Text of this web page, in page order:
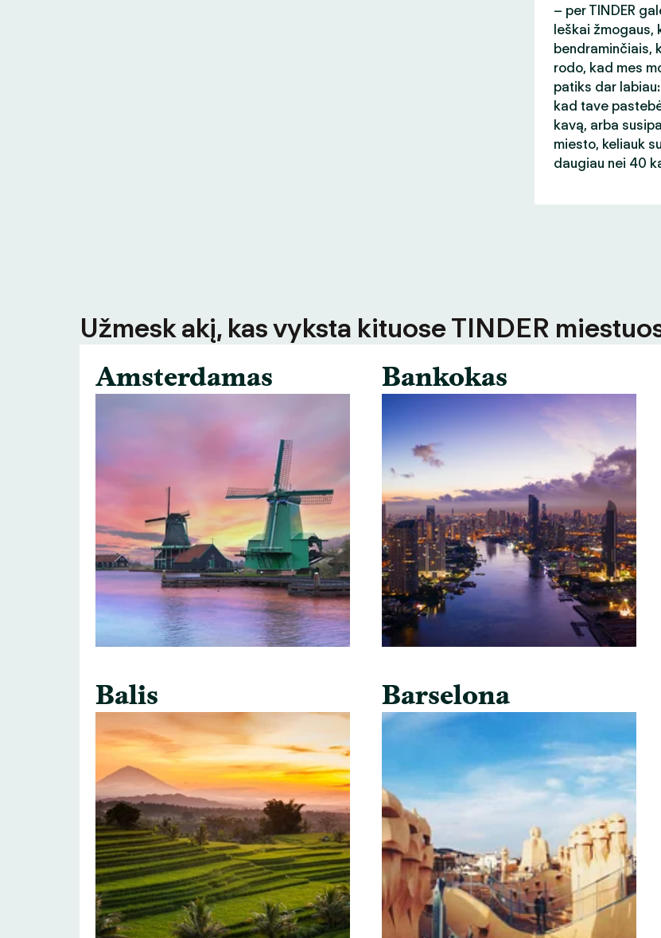
– per TINDER
Ieškai
bendraminčiais,
rodo, kad mes
patiks dar
kad tave
kavą, arba
miesto, keliauk
daugiau nei 40
Užmesk akį, kas vyksta kituose TINDER
Amsterdamas
Balis
Bankokas
Barselona